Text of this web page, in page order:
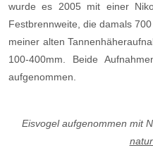
wurde es 2005 mit einer
Festbrennweite, die damals
meiner alten
100-400mm. Beide
aufgenommen.
Eisvogel aufgenommen mit